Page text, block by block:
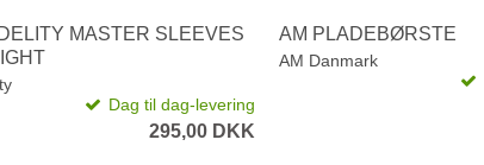
MASTER SLEEVES
Dag til dag-levering
295,00 DKK
AM PLADEBØRSTE
AM Danmark